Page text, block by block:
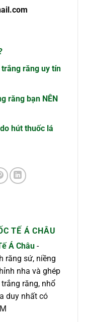
răng uy tín
răng bạn NÊN
hút thuốc lá
TẾ Á CHÂU
Á Châu -
răng sứ, niềng
nha và ghép
răng, nhổ
duy nhất có